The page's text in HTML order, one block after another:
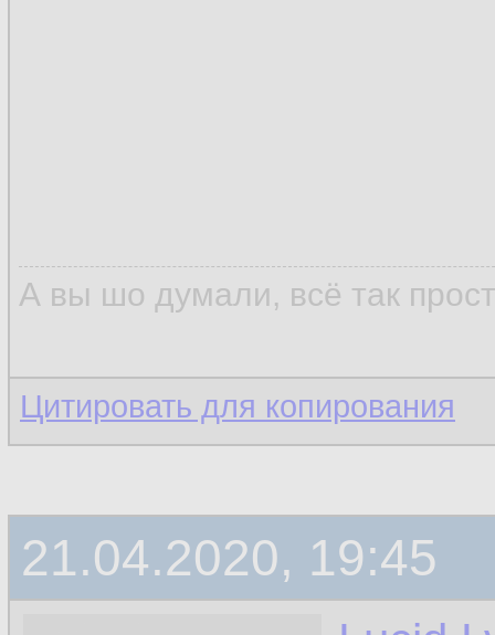
А вы шо думали, всё так
Цитировать для копирования
21.04.2020, 19:45